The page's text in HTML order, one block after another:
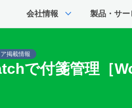
会社情報 expand_more 製品・サー
掲載情報
で付箋管理［